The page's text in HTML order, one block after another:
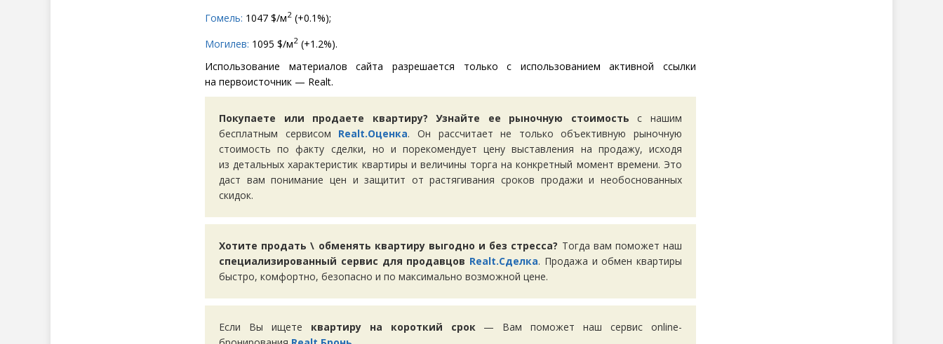
Гомель: 1047 $/м2 (+0.1%);
Могилев: 1095 $/м2 (+1.2%).
Использование материалов сайта разрешается только с использованием активной ссылки
на первоисточник — Realt.
Покупаете или продаете квартиру? Узнайте ее рыночную стоимостьс нашим
бесплатным сервисом Realt.Оценка. Он рассчитает не только объективную рыночную
стоимость по факту сделки, но и порекомендует цену выставления на продажу, исходя
из детальных характеристик квартиры и величины торга на конкретный момент времени. Это
даст вам понимание цен и защитит от растягивания сроков продажи и необоснованных
скидок.
Хотите продать \ обменять квартиру выгодно и без стресса? Тогда вам поможет наш
специализированный сервис для продавцов Realt.Сделка. Продажа и обмен квартиры
быстро, комфортно, безопасно и по максимально возможной цене.
Если Вы ищете квартиру на короткий срок— Вам поможет наш сервис online-